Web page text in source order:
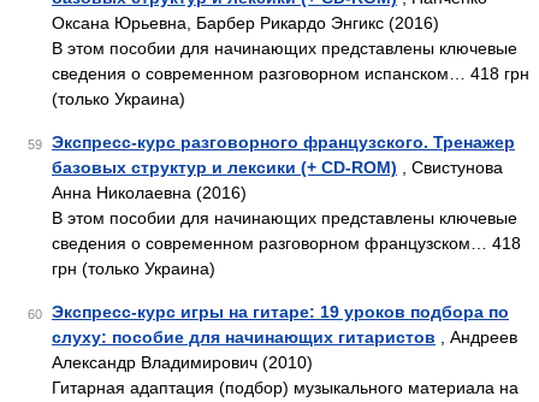
Оксана Юрьевна, Барбер Рикардо Энгикс (2016)
В этом пособии для начинающих представлены ключевые
сведения о современном разговорном испанском… 418 грн
(только Украина)
59
Экспресс-курс разговорного французского. Тренажер
базовых структур и лексики (+ CD-ROM) , Свистунова
Анна Николаевна (2016)
В этом пособии для начинающих представлены ключевые
сведения о современном разговорном французском… 418
грн (только Украина)
60
Экспресс-курс игры на гитаре: 19 уроков подбора по
слуху: пособие для начинающих гитаристов , Андреев
Александр Владимирович (2010)
Гитарная адаптация (подбор) музыкального материала на